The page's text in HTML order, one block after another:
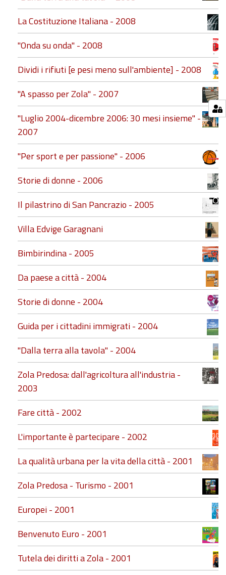
La Costituzione Italiana - 2008
"Onda su onda" - 2008
Dividi i rifiuti [e pesi meno sull'ambiente] - 2008
"A spasso per Zola" - 2007
"Luglio 2004-dicembre 2006: 30 mesi insieme" -
2007
"Per sport e per passione" - 2006
Storie di donne - 2006
Il pilastrino di San Pancrazio - 2005
Villa Edvige Garagnani
Bimbirindina - 2005
Da paese a città - 2004
Storie di donne - 2004
Guida per i cittadini immigrati - 2004
"Dalla terra alla tavola" - 2004
Zola Predosa: dall'agricoltura all'industria -
2003
Fare città - 2002
L'importante è partecipare - 2002
La qualità urbana per la vita della città - 2001
Zola Predosa - Turismo - 2001
Europei - 2001
Benvenuto Euro - 2001
Tutela dei diritti a Zola - 2001